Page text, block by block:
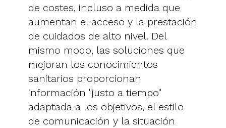
de costes, incluso a medida que
aumentan el acceso y la prestación
de cuidados de alto nivel. Del
mismo modo, las soluciones que
mejoran los conocimientos
sanitarios proporcionan
información "justo a tiempo"
adaptada a los objetivos, el estilo
de comunicación y la situación